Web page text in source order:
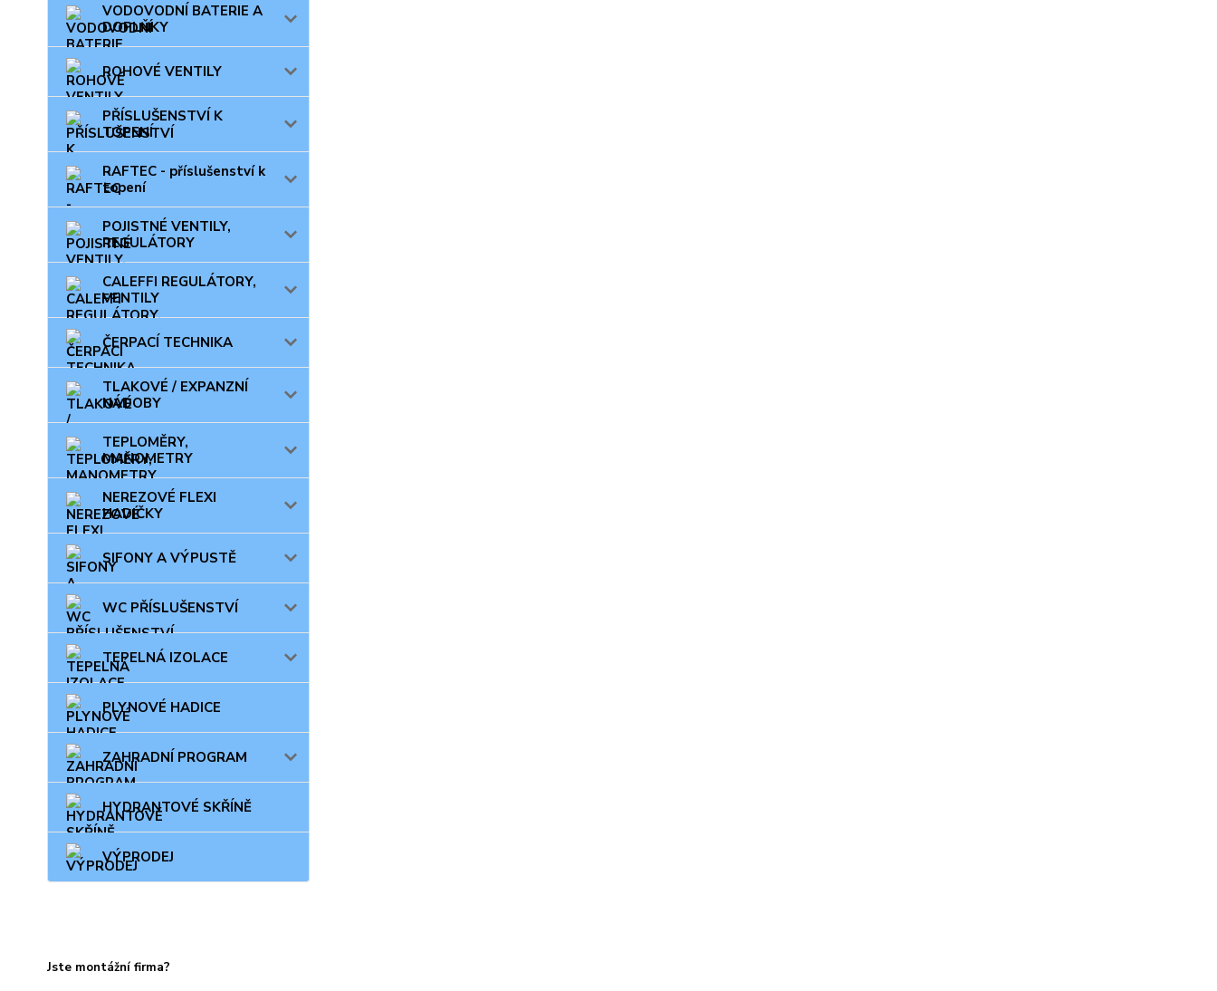
VODOVODNÍ BATERIE A
DOPLŇKY
ROHOVÉ VENTILY
PŘÍSLUŠENSTVÍ K
TOPENÍ
RAFTEC - příslušenství k
topení
POJISTNÉ VENTILY,
REGULÁTORY
CALEFFI REGULÁTORY,
VENTILY
ČERPACÍ TECHNIKA
TLAKOVÉ / EXPANZNÍ
NÁDOBY
TEPLOMĚRY,
MANOMETRY
NEREZOVÉ FLEXI
HADIČKY
SIFONY A VÝPUSTĚ
WC PŘÍSLUŠENSTVÍ
TEPELNÁ IZOLACE
PLYNOVÉ HADICE
ZAHRADNÍ PROGRAM
HYDRANTOVÉ SKŘÍNĚ
VÝPRODEJ
Jste montážní firma?